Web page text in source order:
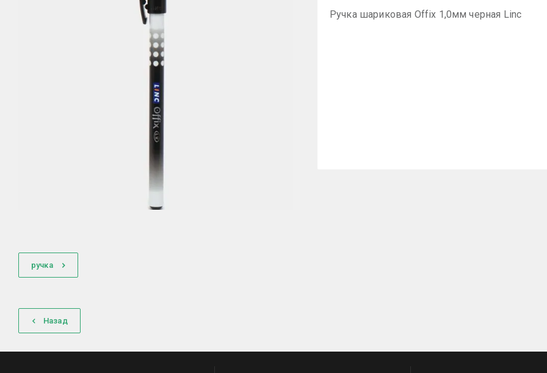
Ручка шариковая Offix 1,0мм черная Linc
ручка
Назад